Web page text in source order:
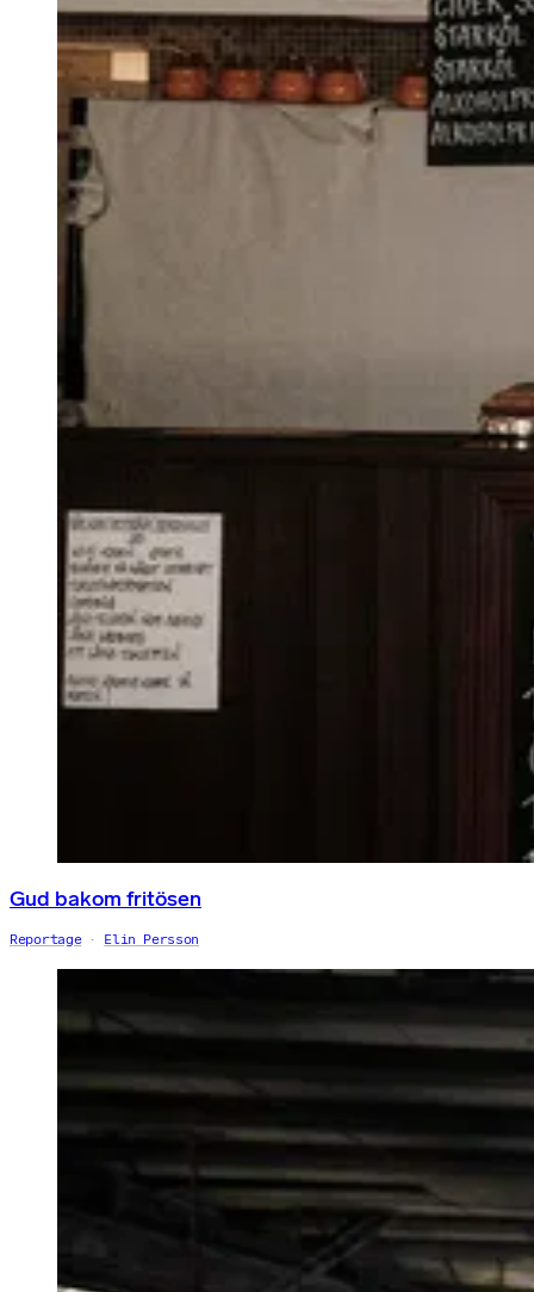
Gud bakom fritösen
Reportage Elin Persson